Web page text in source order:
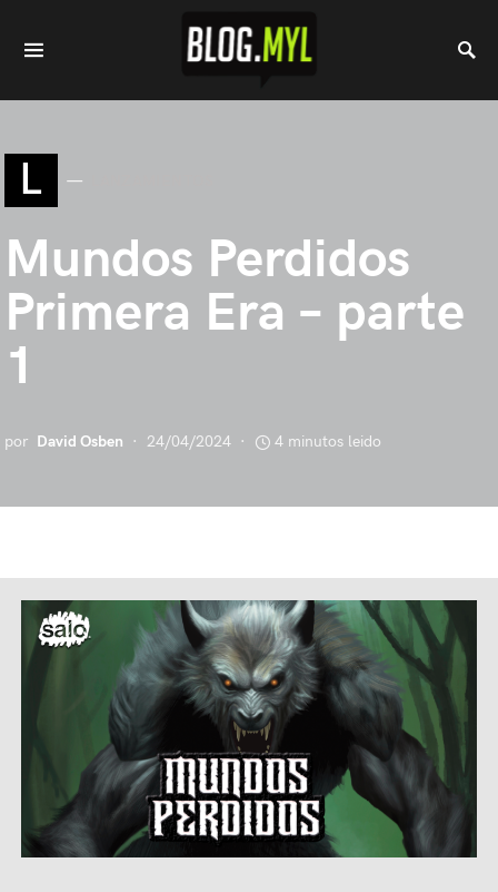
L
Mundos Perdidos
Primera Era – parte
1
por David Osben 24/04/2024 4 minutos leido